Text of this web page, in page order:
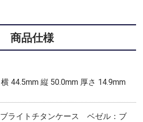
商品仕様
横 44.5mm 縦 50.0mm 厚さ 14.9mm
ブライトチタンケース ベゼル：ブ